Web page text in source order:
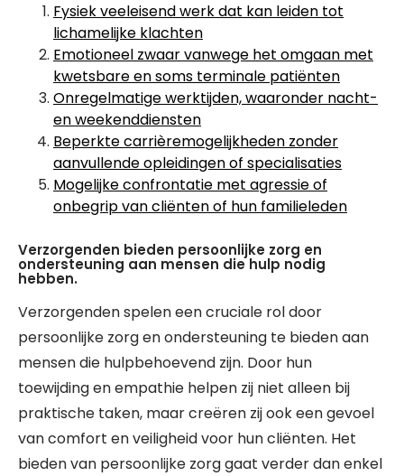
Fysiek veeleisend werk dat kan leiden tot
lichamelijke klachten
Emotioneel zwaar vanwege het omgaan met
kwetsbare en soms terminale patiënten
Onregelmatige werktijden, waaronder nacht-
en weekenddiensten
Beperkte carrièremogelijkheden zonder
aanvullende opleidingen of specialisaties
Mogelijke confrontatie met agressie of
onbegrip van cliënten of hun familieleden
Verzorgenden bieden persoonlijke zorg en
ondersteuning aan mensen die hulp nodig
hebben.
Verzorgenden spelen een cruciale rol door
persoonlijke zorg en ondersteuning te bieden aan
mensen die hulpbehoevend zijn. Door hun
toewijding en empathie helpen zij niet alleen bij
praktische taken, maar creëren zij ook een gevoel
van comfort en veiligheid voor hun cliënten. Het
bieden van persoonlijke zorg gaat verder dan enkel